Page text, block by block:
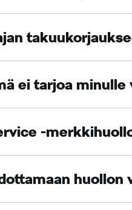
ei tarjoa minulle
-